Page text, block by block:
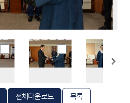
전체다운로드 목록